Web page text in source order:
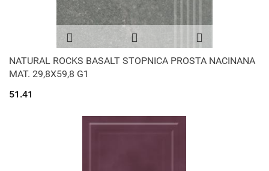
NATURAL ROCKS BASALT STOPNICA PROSTA NACINANA
MAT. 29,8X59,8 G1
51.41